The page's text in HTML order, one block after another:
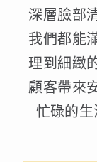
深層臉部
我們都能
理到細緻
顧客帶來
忙碌的